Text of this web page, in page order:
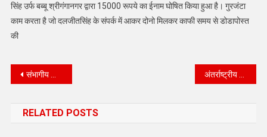
सिंह उर्फ बब्बू श्रीगंगानगर द्वारा 15000 रूपये का ईनाम घोषित किया हुआ है। गुरजंटा
काम करता है जो दलजीतसिंह के संपर्क में आकर दोनो मिलकर काफी समय से डोडापोस्त
की
Post
संभागीय आयुक्त द्वारा जारी किया गया 8 से 12 मार्च तक के नाटकों का शेड्यूल
RELATED POSTS